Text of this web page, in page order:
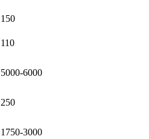
150
110
5000-6000
250
1750-3000